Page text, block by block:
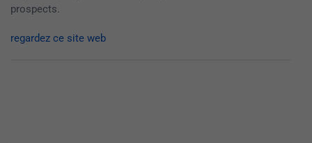
prospects.
regardez ce site web